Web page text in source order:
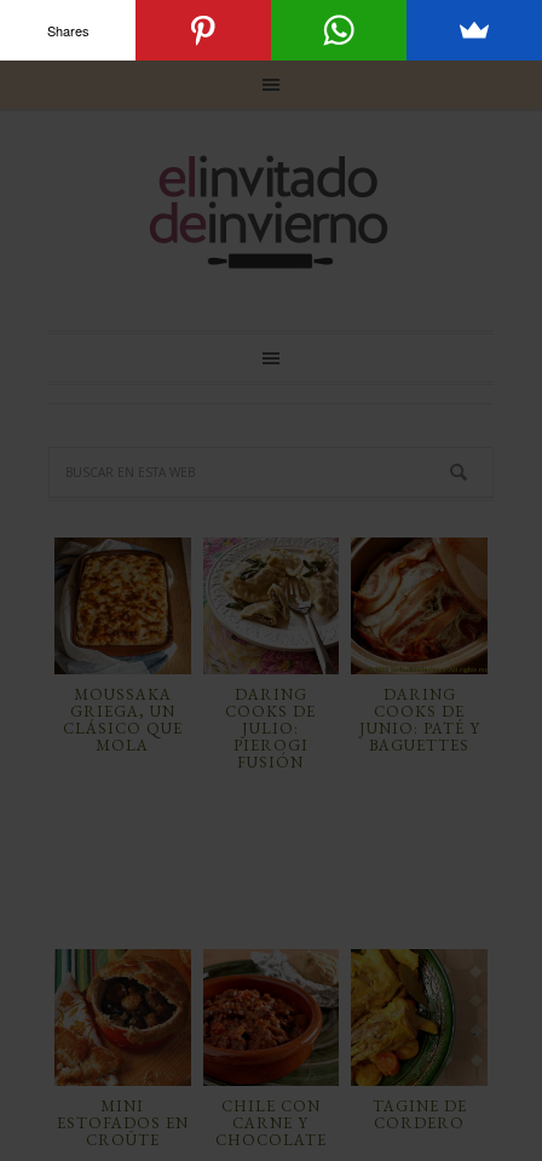
MOUSSAKA
GRIEGA, UN
CLÁSICO QUE
MOLA
DARING
COOKS DE
JULIO:
PIEROGI
FUSIÓN
DARING
COOKS DE
JUNIO: PATÉ Y
BAGUETTES
MINI
ESTOFADOS EN
CROÛTE
CHILE CON
CARNE Y
CHOCOLATE
TAGINE DE
CORDERO
Shares